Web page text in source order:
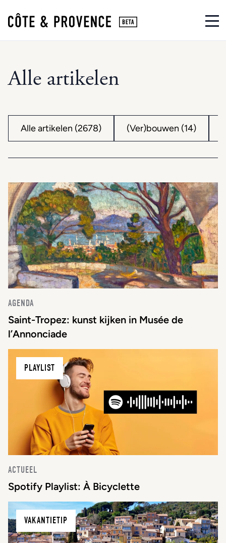
Alle artikelen
Alle artikelen (2678) (Ver)bouwen (14)
AGENDA
Saint-Tropez: kunst kijken in Musée de
l’Annonciade
PLAYLIST
ACTUEEL
Spotify Playlist: À Bicyclette
VAKANTIETIP